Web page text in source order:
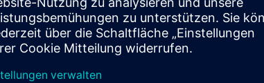
Mer information om
exempel Automation Basics with PLCs (Curriculum) och